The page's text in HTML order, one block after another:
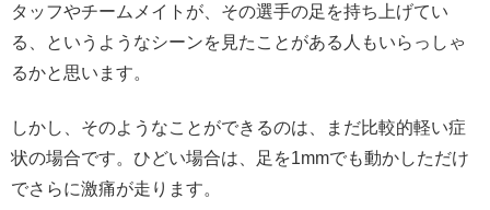
タッフやチームメイトが、その選手の足を持ち上げてい
る、というようなシーンを見たことがある人もいらっしゃ
るかと思います。
しかし、そのようなことができるのは、まだ比較的軽い症
状の場合です。ひどい場合は、足を1mmでも動かしただけ
でさらに激痛が走ります。